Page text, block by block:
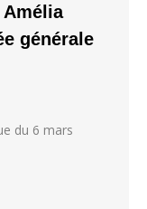
générale
du 6 mars